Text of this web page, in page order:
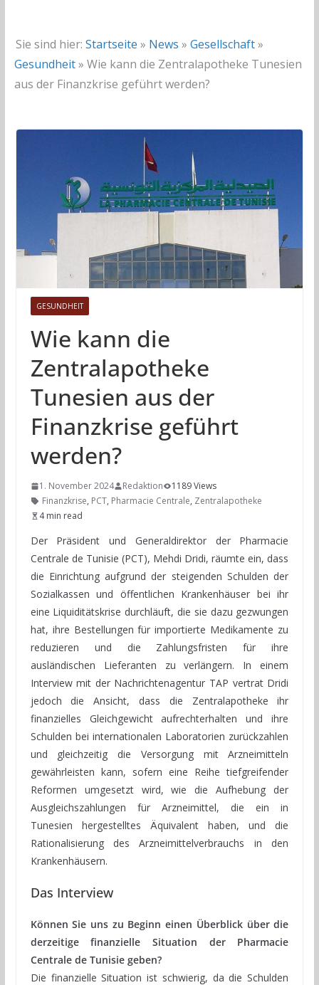
Sie sind hier: Startseite » News » Gesellschaft»
Gesundheit» Wie kann die Zentralapotheke Tunesien
aus der Finanzkrise geführt werden?
GESUNDHEIT
Wie kann die
Zentralapotheke
Tunesien aus der
Finanzkrise geführt
werden?
1. November 2024 Redaktion
1189 Views
Finanzkrise, PCT, Pharmacie Centrale, Zentralapotheke
4 min read
Der Präsident und Generaldirektor der Pharmacie
Centrale de Tunisie (PCT), Mehdi Dridi, räumte ein, dass
die Einrichtung aufgrund der steigenden Schulden der
Sozialkassen und öffentlichen Krankenhäuser bei ihr
eine Liquiditätskrise durchläuft, die sie dazu gezwungen
hat, ihre Bestellungen für importierte Medikamente zu
reduzieren und die Zahlungsfristen für ihre
ausländischen Lieferanten zu verlängern. In einem
Interview mit der Nachrichtenagentur TAP vertrat Dridi
jedoch die Ansicht, dass die Zentralapotheke ihr
finanzielles Gleichgewicht aufrechterhalten und ihre
Schulden bei internationalen Laboratorien zurückzahlen
und gleichzeitig die Versorgung mit Arzneimitteln
gewährleisten kann, sofern eine Reihe tiefgreifender
Reformen umgesetzt wird, wie die Aufhebung der
Ausgleichszahlungen für Arzneimittel, die ein in
Tunesien hergestelltes Äquivalent haben, und die
Rationalisierung des Arzneimittelverbrauchs in den
Krankenhäusern.
Das Interview
Können Sie uns zu Beginn einen Überblick über die
derzeitige finanzielle Situation der Pharmacie
Centrale de Tunisie geben?
Die finanzielle Situation ist schwierig, da die Schulden